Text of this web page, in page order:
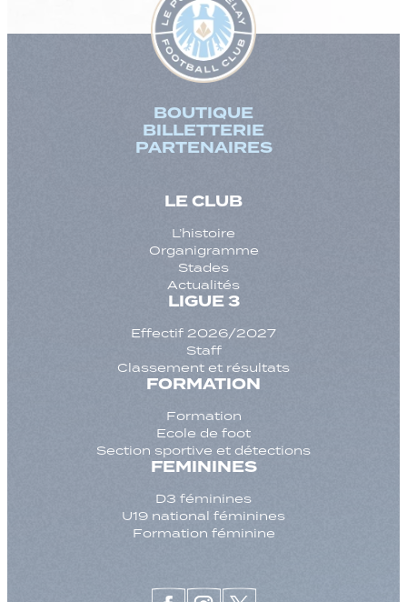
BOUTIQUE
BILLETTERIE
PARTENAIRES
LE CLUB
L’histoire
Organigramme
Stades
Actualités
LIGUE 3
Effectif 2026/2027
Staff
Classement et résultats
FORMATION
Formation
Ecole de foot
Section sportive et détections
FEMININES
D3 féminines
U19 national féminines
Formation féminine